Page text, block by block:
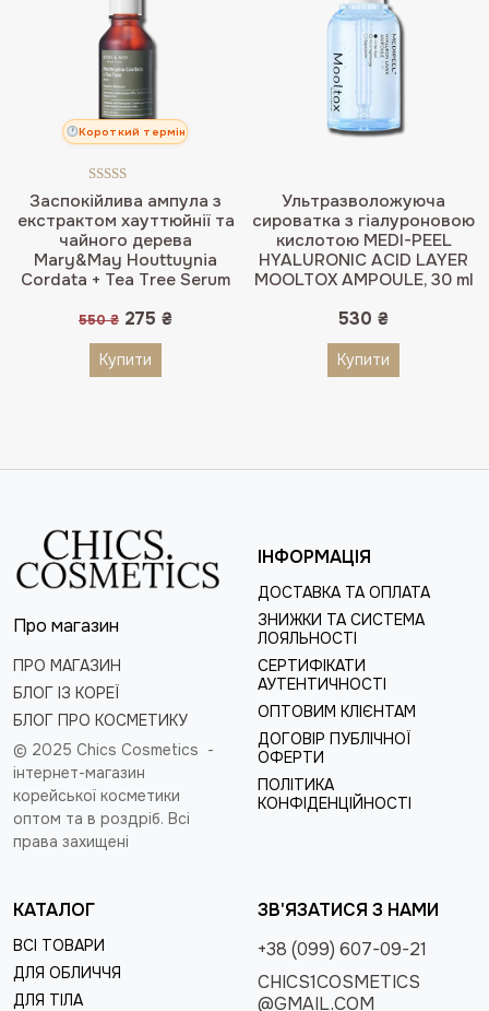
Короткий термін
Заспокійлива ампула з
екстрактом хауттюйнії та
чайного дерева
Mary&May Houttuynia
Cordata + Tea Tree Serum
Оцінено в
5.00з 5
550₴ Оригінальна
550 ₴.
275 ₴Поточна
Купити
Ультразволожуюча
сироватка з гіалуроновою
кислотою MEDI-PEEL
HYALURONIC ACID LAYER
MOOLTOX AMPOULE, 30 ml
530 ₴
Купити
Про магазин
ПРО МАГАЗИН
БЛОГ ІЗ КОРЕЇ
БЛОГ ПРО КОСМЕТИКУ
© 2025 Chics Cosmetics -
інтернет-магазин
корейської косметики
оптом та в роздріб. Всі
права захищені
ІНФОРМАЦІЯ
ДОСТАВКА ТА ОПЛАТА
ЗНИЖКИ ТА СИСТЕМА
ЛОЯЛЬНОСТІ
СЕРТИФІКАТИ
АУТЕНТИЧНОСТІ
ОПТОВИМ КЛІЄНТАМ
ДОГОВІР ПУБЛІЧНОЇ
ОФЕРТИ
ПОЛІТИКА
КОНФІДЕНЦІЙНОСТІ
КАТАЛОГ
ВСІ ТОВАРИ
ДЛЯ ОБЛИЧЧЯ
ДЛЯ ТІЛА
ЗВ'ЯЗАТИСЯ З НАМИ
+38 (099) 607-09-21
CHICS1COSMETICS
@GMAIL.COM